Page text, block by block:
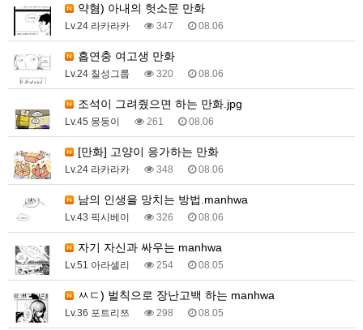
약혐) 아내의 헛소문 만화
Lv.24 라카라카 347 08.06
흡연충 여고생 만화
Lv.24 칠성그룹 320 08.06
조석이 그려줬으면 하는 만화.jpg
Lv.45 몽둥이 261 08.06
[만화] 고양이 응가하는 만화
Lv.24 라카라카 348 08.06
남의 인생을 망치는 방법.manhwa
Lv.43 픽시베이 326 08.06
자기 자신과 싸우는 manhwa
Lv.51 아라셀리 254 08.05
ㅆㄷ) 벌칙으로 장난고백 하는 manhwa
Lv.36 포트리쯔 298 08.05